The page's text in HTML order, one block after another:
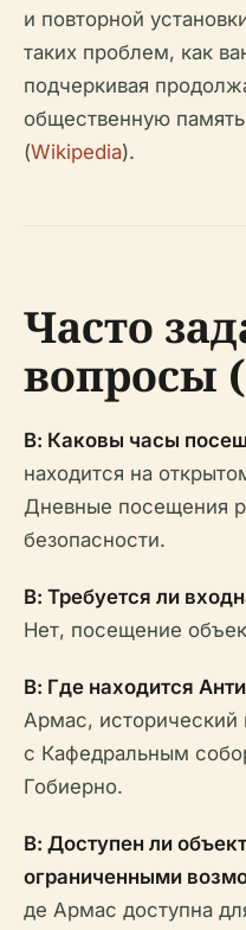
и повторной
таких проблем, как
подчеркивая
общественную
(Wikipedia).
Часто
вопросы
В: Каковы часы
находится на
Дневные посещения
безопасности.
В: Требуется ли
Нет, посещение
В: Где находится
Армас, исторический
с Кафедральным
Гобиерно.
В: Доступен ли
ограниченными
де Армас доступна